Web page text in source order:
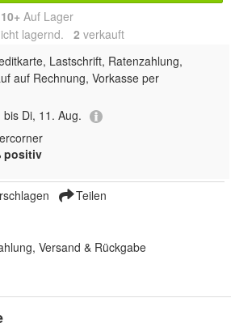
10+ Auf Lager
lagernd. 2 verkauft
Lastschrift, Ratenzahlung,
auf Rechnung, Vorkasse per
Di, 11. Aug.
positiv
Teilen
Versand & Rückgabe